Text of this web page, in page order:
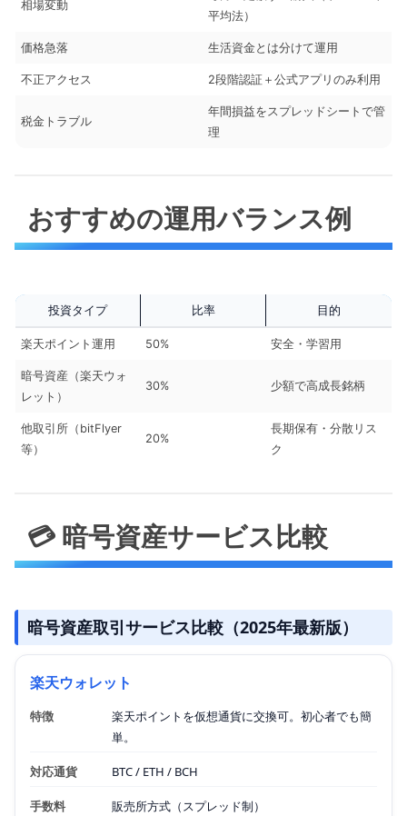
相場変動
平均法）
価格急落 生活資金とは分けて運用
不正アクセス 2段階認証＋公式アプリのみ利用
税金トラブル
年間損益をスプレッドシートで管
理
おすすめの運用バランス例
投資タイプ 比率 目的
楽天ポイント運用 50% 安全・学習用
暗号資産（楽天ウォ
レット）
30% 少額で高成長銘柄
他取引所（bitFlyer
等）
20%
長期保有・分散リス
ク
💳 暗号資産サービス比較
暗号資産取引サービス比較（2025年最新版）
楽天ウォレット
特徴
楽天ポイントを仮想通貨に交換可。初心者でも簡
単。
対応通貨 BTC / ETH / BCH
手数料 販売所方式（スプレッド制）